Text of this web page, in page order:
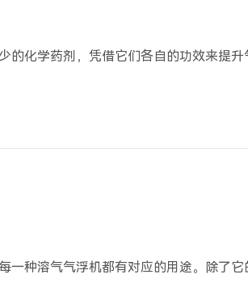
化学药剂，凭借它们各自的功效来提
种溶气气浮机都有对应的用途。除了